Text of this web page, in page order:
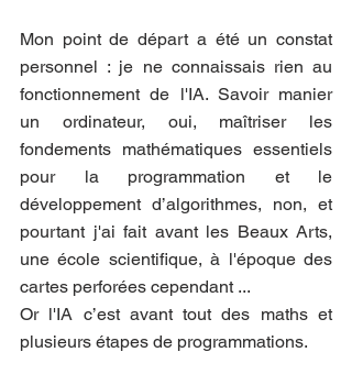
Mon point de départ a été un constat
personnel : je ne connaissais rien au
fonctionnement de l'IA. Savoir manier
un ordinateur, oui, maîtriser les
fondements mathématiques essentiels
pour la programmation et le
développement d’algorithmes, non, et
pourtant j'ai fait avant les Beaux Arts,
une école scientifique, à l'époque des
cartes perforées cependant ...
Or l'IA c’est avant tout des maths et
plusieurs étapes de programmations.